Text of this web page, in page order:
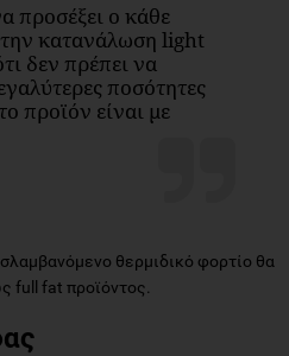
προσέξει ο κάθε
κατανάλωση light
δεν πρέπει να
ποσότητες
προϊόν είναι με
θερμιδικό φορτίο θα
full fat προϊόντος.